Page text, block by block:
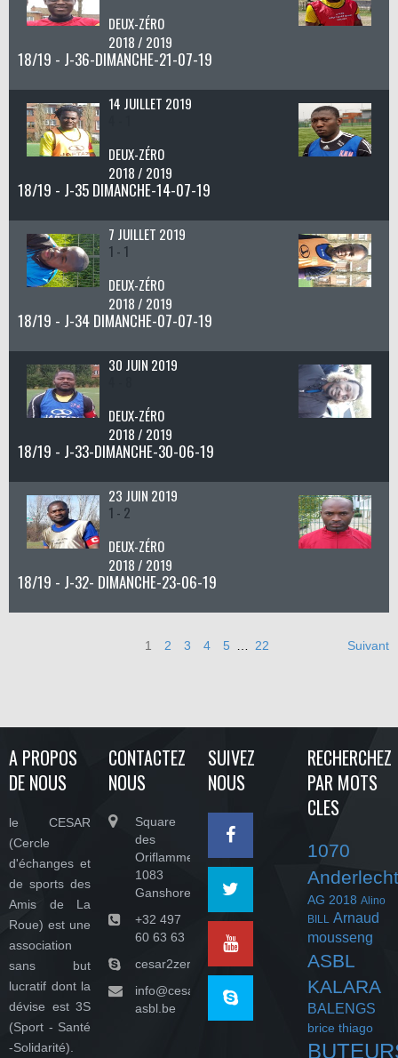
DEUX-ZÉRO
2018 / 2019
18/19 - J-36-DIMANCHE-21-07-19
14 JUILLET 2019
DEUX-ZÉRO
2018 / 2019
18/19 - J-35 DIMANCHE-14-07-19
7 JUILLET 2019
1 - 1
DEUX-ZÉRO
2018 / 2019
18/19 - J-34 DIMANCHE-07-07-19
30 JUIN 2019
DEUX-ZÉRO
2018 / 2019
18/19 - J-33-DIMANCHE-30-06-19
23 JUIN 2019
1 - 2
DEUX-ZÉRO
2018 / 2019
18/19 - J-32- DIMANCHE-23-06-19
1 2 3 4 5 22 Suivant
A PROPOS
DE NOUS
le CESAR
(Cercle
d'échanges et
de sports des
Amis de La
Roue) est une
association
sans but
lucratif dont la
dévise est 3S
(Sport - Santé
-Solidarité).
CONTACTEZ
NOUS
Square
des
Oriflammes,
1083
Ganshoren
+32 497
60 63 63
cesar2zeroasbl
info@cesar-
asbl.be
SUIVEZ
NOUS
RECHERCHEZ
PAR MOTS
CLES
1070
Anderlecht
AG 2018 Alino
BILL Arnaud
mousseng
ASBL
KALARA
BALENGS
brice thiago